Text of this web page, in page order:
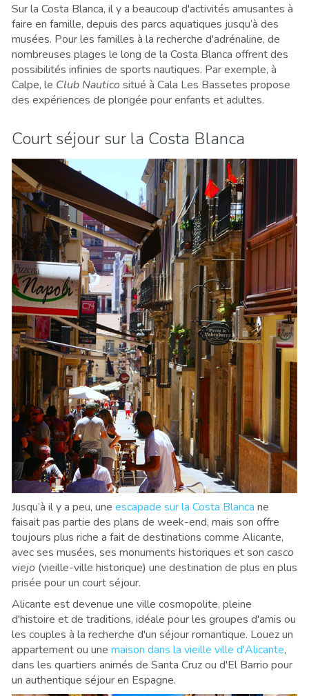
Sur la Costa Blanca, il y a beaucoup d'activités amusantes à
faire en famille, depuis des parcs aquatiques jusqu’à des
musées. Pour les familles à la recherche d'adrénaline, de
nombreuses plages le long de la Costa Blanca offrent des
possibilités infinies de sports nautiques. Par exemple, à
Calpe, le Club Nauticositué à Cala Les Bassetes propose
des expériences de plongée pour enfants et adultes.
Court séjour sur la Costa Blanca
Jusqu’à il y a peu, une escapade sur la Costa Blanca ne
faisait pas partie des plans de week-end, mais son offre
toujours plus riche a fait de destinations comme Alicante,
avec ses musées, ses monuments historiques et son casco
viejo (vieille-ville historique) une destination de plus en plus
prisée pour un court séjour.
Alicante est devenue une ville cosmopolite, pleine
d'histoire et de traditions, idéale pour les groupes d'amis ou
les couples à la recherche d'un séjour romantique. Louez un
appartement ou une maison dans la vieille ville d'Alicante,
dans les quartiers animés de Santa Cruz ou d'El Barrio pour
un authentique séjour en Espagne.